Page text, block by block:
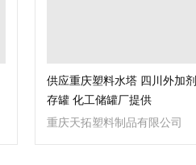
供应重庆塑料水塔 四川外加
存罐 化工储罐厂提供
重庆天拓塑料制品有限公司